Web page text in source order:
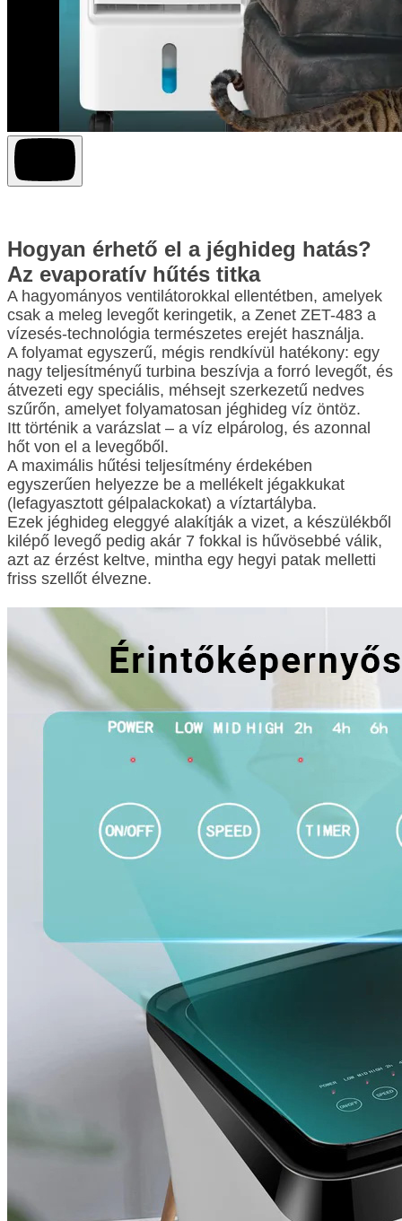
Hogyan érhető el a jéghideg hatás?
Az evaporatív hűtés titka
A hagyományos ventilátorokkal ellentétben, amelyek
csak a meleg levegőt keringetik, a Zenet ZET-483 a
vízesés-technológia természetes erejét használja.
A folyamat egyszerű, mégis rendkívül hatékony: egy
nagy teljesítményű turbina beszívja a forró levegőt, és
átvezeti egy speciális, méhsejt szerkezetű nedves
szűrőn, amelyet folyamatosan jéghideg víz öntöz.
Itt történik a varázslat – a víz elpárolog, és azonnal
hőt von el a levegőből.
A maximális hűtési teljesítmény érdekében
egyszerűen helyezze be a mellékelt jégakkukat
(lefagyasztott gélpalackokat) a víztartályba.
Ezek jéghideg eleggyé alakítják a vizet, a készülékből
kilépő levegő pedig akár 7 fokkal is hűvösebbé válik,
azt az érzést keltve, mintha egy hegyi patak melletti
friss szellőt élvezne.